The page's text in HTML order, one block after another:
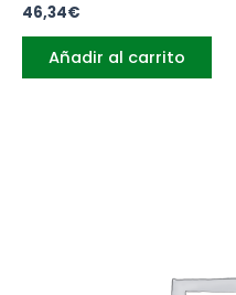
46,34€
Añadir al carrito